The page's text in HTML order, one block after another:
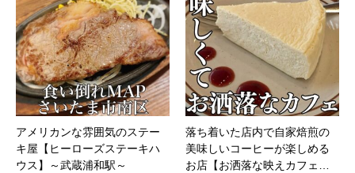
アメリカンな雰囲気のステー
キ屋【ヒーローズステーキハ
ウス】～武蔵浦和駅～
落ち着いた店内で自家焙煎の
美味しいコーヒーが楽しめる
お店【お洒落な映えカフェ…